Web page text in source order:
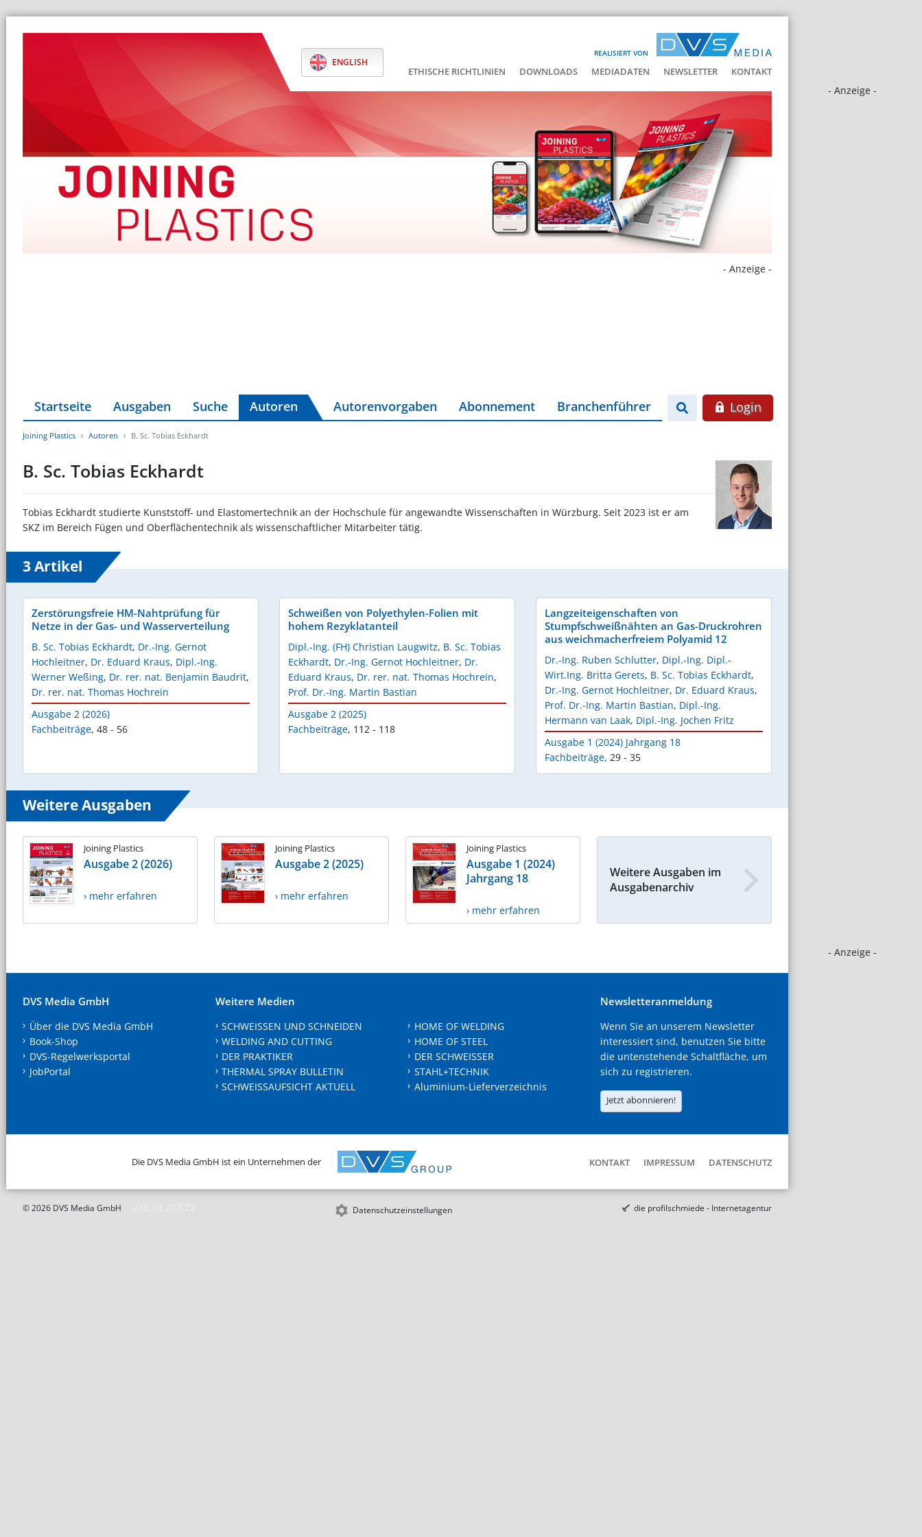
REALISIERT VON
ENGLISH
ETHISCHE RICHTLINIEN DOWNLOADS MEDIADATEN NEWSLETTER KONTAKT
- Anzeige -
- Anzeige -
- Anzeige -
Startseite Ausgaben Suche Autoren Autorenvorgaben Abonnement Branchenführer Login
Joining Plastics Autoren B. Sc. Tobias Eckhardt
B. Sc. Tobias Eckhardt
Tobias Eckhardt studierte Kunststoff- und Elastomertechnik an der Hochschule für angewandte Wissenschaften in Würzburg. Seit 2023 ist er am
SKZ im Bereich Fügen und Oberflächentechnik als wissenschaftlicher Mitarbeiter tätig.
3 Artikel
Zerstörungsfreie HM-Nahtprüfung für
Netze in der Gas- und Wasserverteilung
B. Sc. Tobias Eckhardt, Dr.-Ing. Gernot
Hochleitner, Dr. Eduard Kraus, Dipl.-Ing.
Werner Weßing, Dr. rer. nat. Benjamin Baudrit,
Dr. rer. nat. Thomas Hochrein
Ausgabe 2 (2026)
Fachbeiträge, 48 - 56
Schweißen von Polyethylen-Folien mit
hohem Rezyklatanteil
Dipl.-Ing. (FH) Christian Laugwitz, B. Sc. Tobias
Eckhardt, Dr.-Ing. Gernot Hochleitner, Dr.
Eduard Kraus, Dr. rer. nat. Thomas Hochrein,
Prof. Dr.-Ing. Martin Bastian
Ausgabe 2 (2025)
Fachbeiträge, 112 - 118
Langzeiteigenschaften von
Stumpfschweißnähten an Gas-Druckrohren
aus weichmacherfreiem Polyamid 12
Dr.-Ing. Ruben Schlutter, Dipl.-Ing. Dipl.-
Wirt.Ing. Britta Gerets, B. Sc. Tobias Eckhardt,
Dr.-Ing. Gernot Hochleitner, Dr. Eduard Kraus,
Prof. Dr.-Ing. Martin Bastian, Dipl.-Ing.
Hermann van Laak, Dipl.-Ing. Jochen Fritz
Ausgabe 1 (2024) Jahrgang 18
Fachbeiträge, 29 - 35
Weitere Ausgaben
Joining Plastics
Ausgabe 2 (2026)
› mehr erfahren
Joining Plastics
Ausgabe 2 (2025)
› mehr erfahren
Joining Plastics
Ausgabe 1 (2024)
Jahrgang 18
› mehr erfahren
Weitere Ausgaben im
Ausgabenarchiv
DVS Media GmbH
Über die DVS Media GmbH
Book-Shop
DVS-Regelwerksportal
JobPortal
Weitere Medien
SCHWEISSEN UND SCHNEIDEN
WELDING AND CUTTING
DER PRAKTIKER
THERMAL SPRAY BULLETIN
SCHWEISSAUFSICHT AKTUELL
HOME OF WELDING
HOME OF STEEL
DER SCHWEISSER
STAHL+TECHNIK
Aluminium-Lieferverzeichnis
Newsletteranmeldung
Wenn Sie an unserem Newsletter
interessiert sind, benutzen Sie bitte
die untenstehende Schaltfläche, um
sich zu registrieren.
Jetzt abonnieren!
Die DVS Media GmbH ist ein Unternehmen der KONTAKT IMPRESSUM DATENSCHUTZ
© 2026 DVS Media GmbH Datenschutzeinstellungen die profilschmiede - Internetagentur